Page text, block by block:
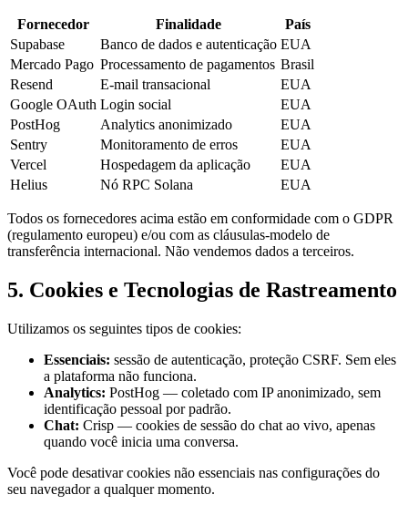
Fornecedor Finalidade
País
Supabase
Banco de dados e autenticação EUA
Mercado Pago Processamento de pagamentos Brasil
Resend
E-mail transacional
EUA
Google OAuth Login social
EUA
PostHog
Analytics anonimizado
EUA
Sentry
Monitoramento de erros
EUA
Vercel
Hospedagem da aplicação
EUA
Helius
Nó RPC Solana EUA
Todos os fornecedores acima estão em conformidade com o GDPR
(regulamento europeu) e/ou com as cláusulas-modelo de
transferência internacional. Não vendemos dados a terceiros.
5. Cookies e Tecnologias de Rastreamento
Utilizamos os seguintes tipos de cookies:
Essenciais: sessão de autenticação, proteção CSRF. Sem eles
a plataforma não funciona.
Analytics: PostHog — coletado com IP anonimizado, sem
identificação pessoal por padrão.
Chat: Crisp — cookies de sessão do chat ao vivo, apenas
quando você inicia uma conversa.
Você pode desativar cookies não essenciais nas configurações do
seu navegador a qualquer momento.